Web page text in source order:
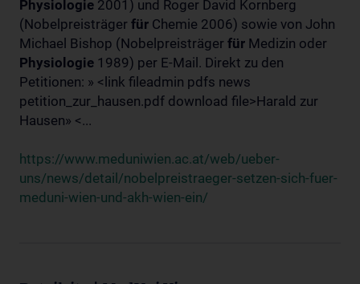
Physiologie 2001) und Roger David Kornberg
(Nobelpreisträger für Chemie 2006) sowie von John
Michael Bishop (Nobelpreisträger für Medizin oder
Physiologie 1989) per E-Mail. Direkt zu den
Petitionen: » <link fileadmin pdfs news
petition_zur_hausen.pdf download file>Harald zur
Hausen» <...
https://www.meduniwien.ac.at/web/ueber-
uns/news/detail/nobelpreistraeger-setzen-sich-fuer-
meduni-wien-und-akh-wien-ein/